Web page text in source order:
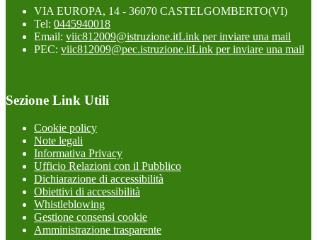
VIA EUROPA, 14 - 36070 CASTELGOMBERTO(VI)
Tel: 0445940018
Email: viic812009@istruzione.itLink per inviare una mail
PEC: viic812009@pec.istruzione.itLink per inviare una mail
Sezione Link Utili
Cookie policy
Note legali
Informativa Privacy
Ufficio Relazioni con il Pubblico
Dichiarazione di accessibilità
Obiettivi di accessibilità
Whistleblowing
Gestione consensi cookie
Amministrazione trasparente